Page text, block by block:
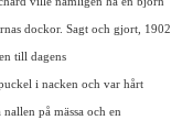
dockor. Sagt och gjort, 1902
till dagens
i nacken och var hårt
på mässa och en